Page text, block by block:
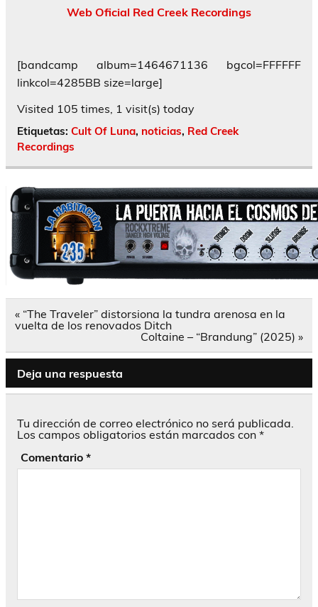
Web Oficial Red Creek Recordings
[bandcamp album=1464671136 bgcol=FFFFFF
linkcol=4285BB size=large]
Visited 105 times, 1 visit(s) today
Etiquetas: Cult Of Luna, noticias, Red Creek
Recordings
Navegación
de
« “The Traveler” distorsiona la tundra arenosa en la
vuelta de los renovados Ditch
Coltaine – “Brandung” (2025) »
Deja una respuesta
Tu dirección de correo electrónico no será publicada.
Los campos obligatorios están marcados con *
Comentario *